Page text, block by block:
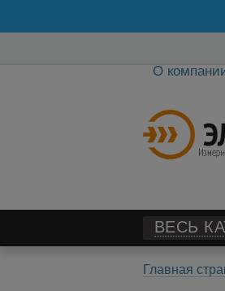
О
ВЕСЬ
Главная